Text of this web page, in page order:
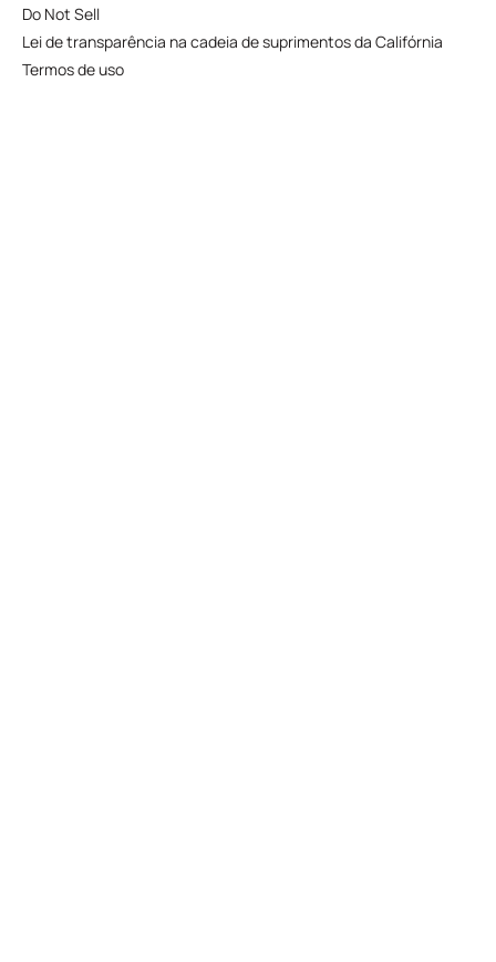
Do Not Sell
Lei de transparência na cadeia de suprimentos da Califórnia
Termos de uso